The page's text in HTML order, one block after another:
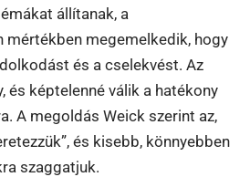
állítanak, a
mértékben megemelkedik, hogy
és a cselekvést. Az
és képtelenné válik a hatékony
A megoldás Weick szerint az,
és kisebb, könnyebben
szaggatjuk.